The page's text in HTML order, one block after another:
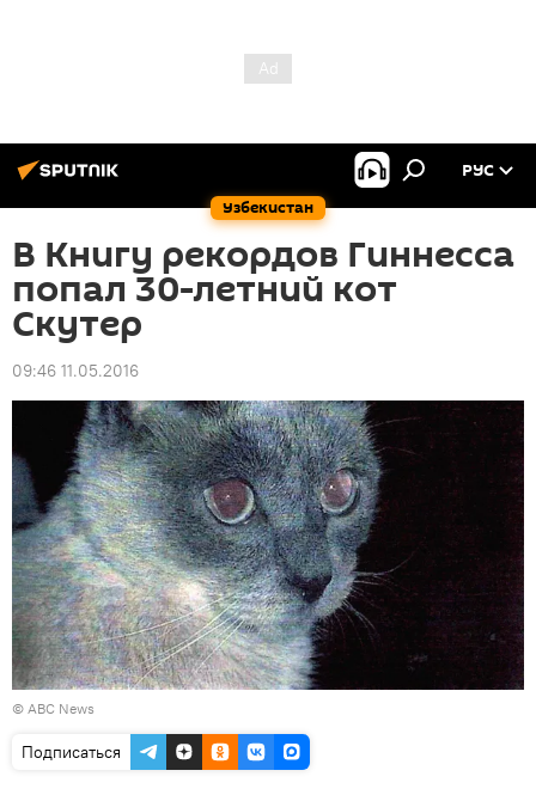
Узбекистан
РУС
В Книгу рекордов Гиннесса
попал 30-летний кот
Скутер
09:46 11.05.2016
© ABC News
Подписаться